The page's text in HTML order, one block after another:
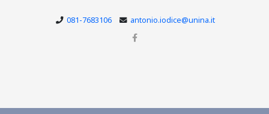
081-7683106 antonio.iodice@unina.it